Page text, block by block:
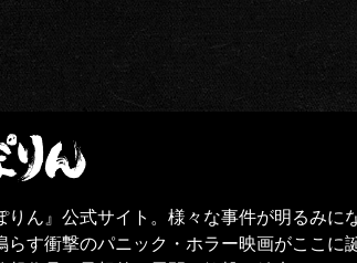
りん』公式サイト。様々な事件が明るみに
らす衝撃のパニック・ホラー映画がここに